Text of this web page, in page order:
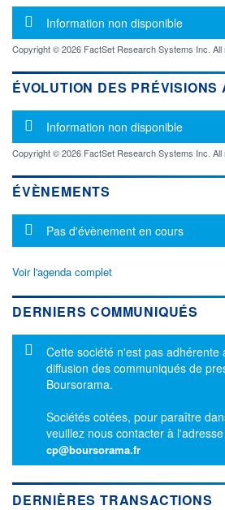
Message d'information
Information non disponible
Copyright © 2026 FactSet Research Systems Inc. All
ÉVOLUTION DES PRÉVISIONS
Message d'information
Information non disponible
Copyright © 2026 FactSet Research Systems Inc. All
ÉVÈNEMENTS
Message d'information
Pas d'évènement en cours
Voir l'agenda complet
DERNIERS COMMUNIQUÉS
Message d'information
Cette société n'est pas adhérente
diffusion des communiqués de
Boursorama.
Sociétés cotées, pour paraître
veuillez nous contacter à
cp@boursorama.fr
DERNIÈRES TRANSACTIONS